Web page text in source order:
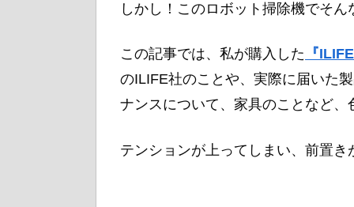
しかし！このロボット掃除機でそ
この記事では、私が購入した 『
のILIFE社のことや、実際に届いた
ナンスについて、家具のことなど
テンションが上ってしまい、前置き